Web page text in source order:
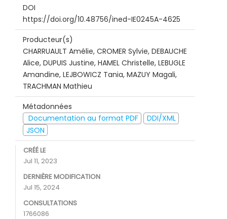
DOI
https://doi.org/10.48756/ined-IE0245A-4625
Producteur(s)
CHARRUAULT Amélie, CROMER Sylvie, DEBAUCHE
Alice, DUPUIS Justine, HAMEL Christelle, LEBUGLE
Amandine, LEJBOWICZ Tania, MAZUY Magali,
TRACHMAN Mathieu
Métadonnées
Documentation au format PDF
DDI/XML
JSON
CRÉÉ LE
Jul 11, 2023
DERNIÈRE MODIFICATION
Jul 15, 2024
CONSULTATIONS
1766086